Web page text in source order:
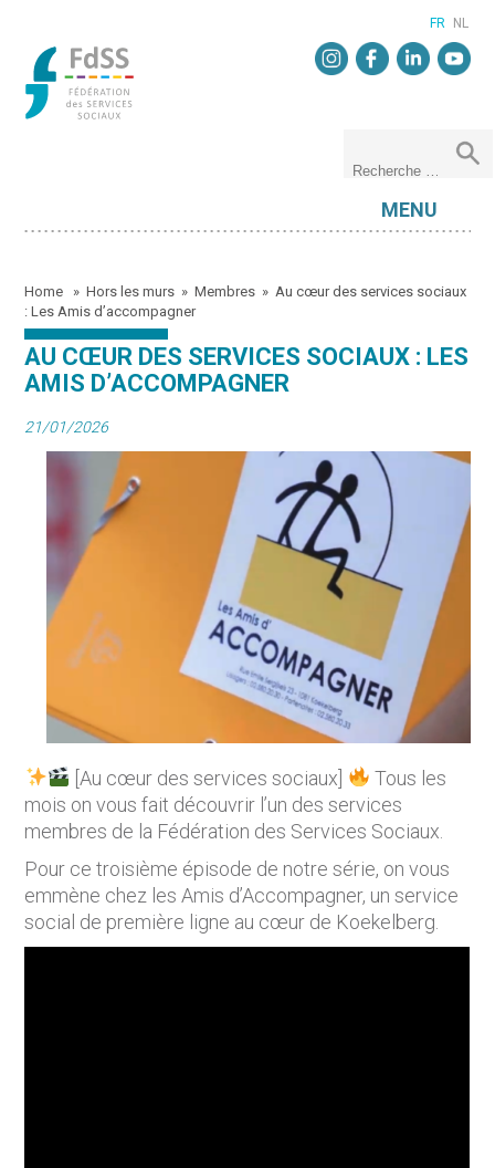
FR NL
MENU
Home »Hors les murs »Membres »Au cœur des services sociaux
: Les Amis d’accompagner
AU CŒUR DES SERVICES SOCIAUX : LES
AMIS D’ACCOMPAGNER
21/01/2026
[Au cœur des services sociaux]
Tous les
mois on vous fait découvrir l’un des services
membres de la Fédération des Services Sociaux.
Pour ce troisième épisode de notre série, on vous
emmène chez les Amis d’Accompagner, un service
social de première ligne au cœur de Koekelberg.